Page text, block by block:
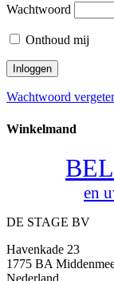
Wachtwoord
Onthoud mij
Wachtwoord
Winkelmand
en
DE STAGE BV
Havenkade 23
1775 BA
Nederland